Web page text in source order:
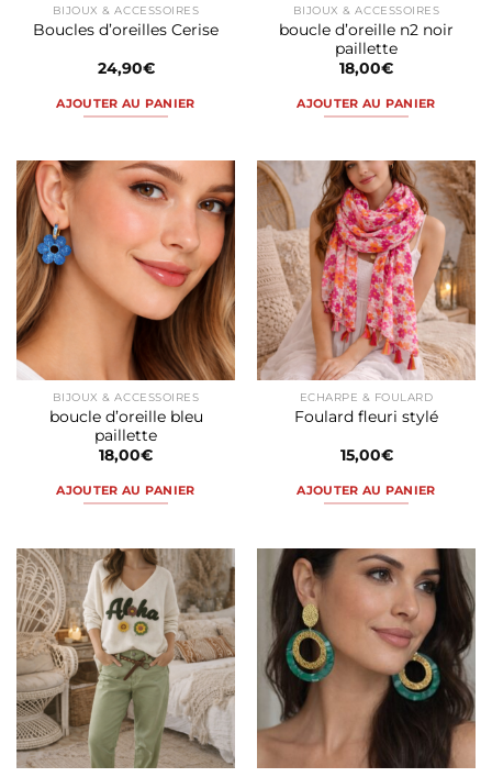
BIJOUX & ACCESSOIRES
Boucles d’oreilles Cerise
24,90€
AJOUTER AU PANIER
BIJOUX & ACCESSOIRES
boucle d’oreille n2 noir
paillette
18,00€
AJOUTER AU PANIER
BIJOUX & ACCESSOIRES
boucle d’oreille bleu
paillette
18,00€
AJOUTER AU PANIER
ECHARPE & FOULARD
Foulard fleuri stylé
15,00€
AJOUTER AU PANIER